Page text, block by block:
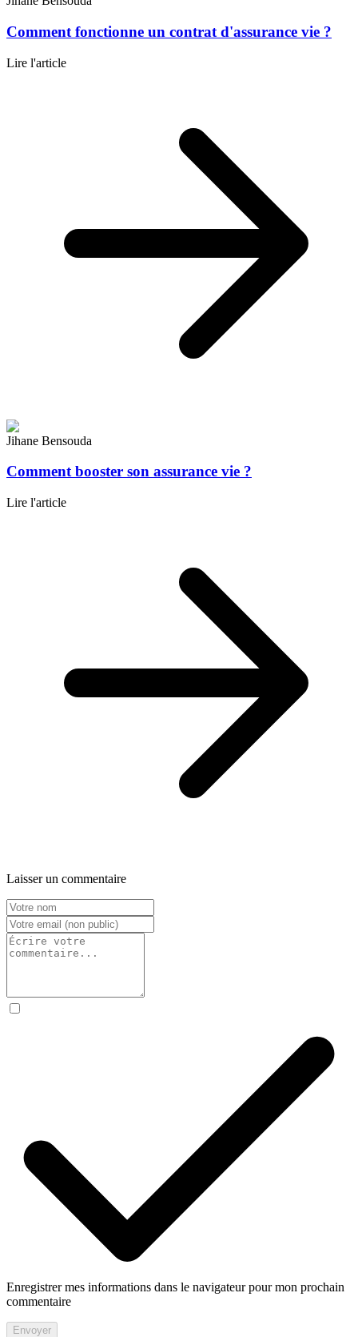
Comment fonctionne un contrat d'assurance vie ?
Lire l'article
Jihane Bensouda
Comment booster son assurance vie ?
Lire l'article
Laisser un commentaire
Enregistrer mes informations dans le navigateur pour mon prochain
commentaire
Envoyer